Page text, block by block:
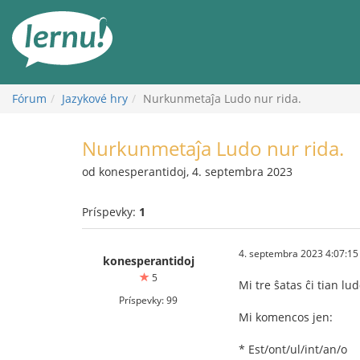
obsah
Fórum Jazykové hry Nurkunmetaĵa Ludo nur rida.
Nurkunmetaĵa Ludo nur rida.
od konesperantidoj, 4. septembra 2023
Príspevky: 1
konesperantidoj
5
Príspevky: 99
4. septembra 2023 4:07:15
Mi tre ŝatas ĉi tian
Mi komencos jen:
* Est/ont/ul/int/an/o